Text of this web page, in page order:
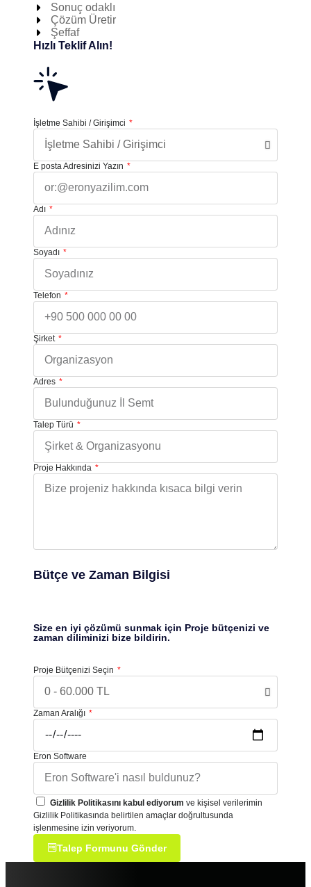
Sonuç odaklı
Çözüm Üretir
Şeffaf
Hızlı Teklif Alın!
İşletme Sahibi / Girişimci
E posta Adresinizi Yazın
Adı
Soyadı
Telefon
Şirket
Adres
Talep Türü
Proje Hakkında
Bütçe ve Zaman Bilgisi
Size en iyi çözümü sunmak için Proje bütçenizi ve
zaman diliminizi bize bildirin.
Proje Bütçenizi Seçin
Zaman Aralığı
Eron Software
Gizlilik Politikasını kabul ediyorum ve kişisel verilerimin
Gizlilik Politikasında belirtilen amaçlar doğrultusunda
işlenmesine izin veriyorum.
Talep Formunu Gönder